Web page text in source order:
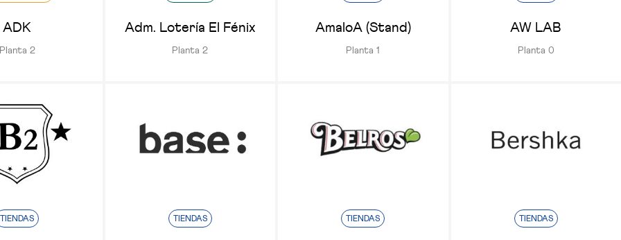
ADK
2
Adm. Lotería El Fénix
Planta 2
AmaloA (Stand)
Planta 1
AW LAB
Planta 0
TIENDAS TIENDAS TIENDAS TIENDAS